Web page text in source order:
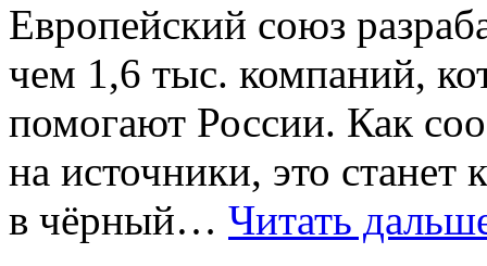
Европейский союз
чем 1,6 тыс. компаний,
помогают России. Как
на источники, это
в чёрный… Читать